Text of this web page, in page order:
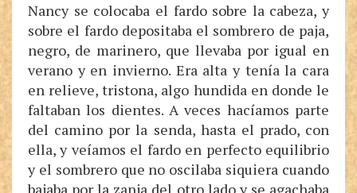
Nancy se colocaba el fardo sobre la cabeza, y
sobre el fardo depositaba el sombrero de paja,
negro, de marinero, que llevaba por igual en
verano y en invierno. Era alta y tenía la cara
en relieve, tristona, algo hundida en donde le
faltaban los dientes. A veces hacíamos parte
del camino por la senda, hasta el prado, con
ella, y veíamos el fardo en perfecto equilibrio
y el sombrero que no oscilaba siquiera cuando
bajaba por la zanja del otro lado y se agachaba